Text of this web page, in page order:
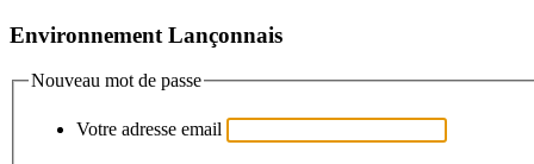
Environnement Lançonnais
Nouveau mot de passe
Votre adresse email